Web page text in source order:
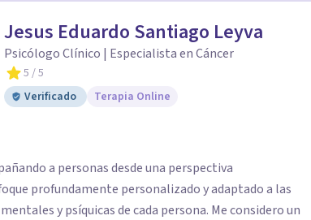
Jesus Eduardo Santiago Leyva
Psicólogo Clínico | Especialista en Cáncer
5 / 5
Verificado
Terapia Online
a personas desde una perspectiva
profundamente personalizado y adaptado a las
y psíquicas de cada persona. Me considero un